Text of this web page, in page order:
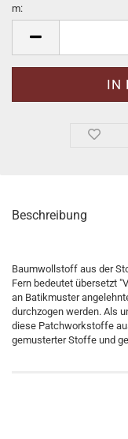
m:
Beschreibung
Baumwollstoff aus der
Fern bedeutet übersetzt
an Batikmuster
durchzogen werden. Als
diese Patchworkstoffe
gemusterter Stoffe und